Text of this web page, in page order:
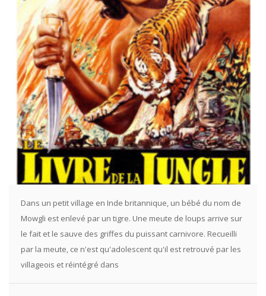
Dans un petit village en Inde britannique, un bébé du nom de
Mowgli est enlevé par un tigre. Une meute de loups arrive sur
le fait et le sauve des griffes du puissant carnivore. Recueilli
par la meute, ce n'est qu'adolescent qu'il est retrouvé par les
villageois et réintégré dans